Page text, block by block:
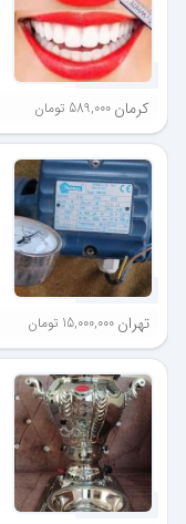
کرمان 589,000 تومان
5 ماه پیش
تهران 15,000,000 تومان